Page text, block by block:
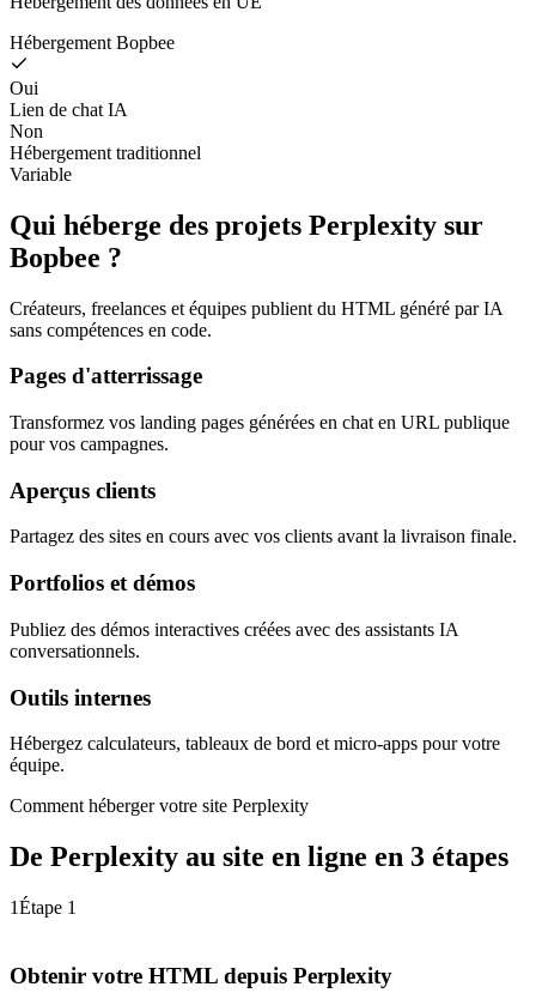
Hébergement Bopbee
Oui
Lien de chat IA
Non
Hébergement traditionnel
Variable
Qui héberge des projets Perplexity sur
Bopbee ?
Créateurs, freelances et équipes publient du HTML généré par IA
sans compétences en code.
Pages d'atterrissage
Transformez vos landing pages générées en chat en URL publique
pour vos campagnes.
Aperçus clients
Partagez des sites en cours avec vos clients avant la livraison finale.
Portfolios et démos
Publiez des démos interactives créées avec des assistants IA
conversationnels.
Outils internes
Hébergez calculateurs, tableaux de bord et micro-apps pour votre
équipe.
Comment héberger votre site Perplexity
De Perplexity au site en ligne en 3 étapes
1Étape 1
Obtenir votre HTML depuis Perplexity